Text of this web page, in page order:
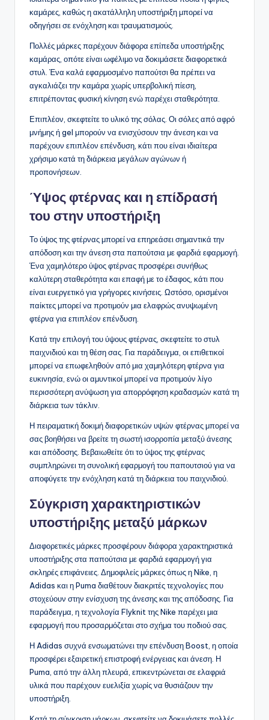
καμάρες, καθώς η ακατάλληλη υποστήριξη μπορεί να
οδηγήσει σε ενόχληση και τραυματισμούς.
Πολλές μάρκες παρέχουν διάφορα επίπεδα υποστήριξης
καμάρας, οπότε είναι ωφέλιμο να δοκιμάσετε διαφορετικά
στυλ. Ένα καλά εφαρμοσμένο παπούτσι θα πρέπει να
αγκαλιάζει την καμάρα χωρίς υπερβολική πίεση,
επιτρέποντας φυσική κίνηση ενώ παρέχει σταθερότητα.
Επιπλέον, σκεφτείτε το υλικό της σόλας. Οι σόλες από αφρό
μνήμης ή gel μπορούν να ενισχύσουν την άνεση και να
παρέχουν επιπλέον επένδυση, κάτι που είναι ιδιαίτερα
χρήσιμο κατά τη διάρκεια μεγάλων αγώνων ή
προπονήσεων.
Ύψος φτέρνας και η επίδρασή
του στην υποστήριξη
Το ύψος της φτέρνας μπορεί να επηρεάσει σημαντικά την
απόδοση και την άνεση στα παπούτσια με φαρδιά εφαρμογή.
Ένα χαμηλότερο ύψος φτέρνας προσφέρει συνήθως
καλύτερη σταθερότητα και επαφή με το έδαφος, κάτι που
είναι ευεργετικό για γρήγορες κινήσεις. Ωστόσο, ορισμένοι
παίκτες μπορεί να προτιμούν μια ελαφρώς ανυψωμένη
φτέρνα για επιπλέον επένδυση.
Κατά την επιλογή του ύψους φτέρνας, σκεφτείτε το στυλ
παιχνιδιού και τη θέση σας. Για παράδειγμα, οι επιθετικοί
μπορεί να επωφεληθούν από μια χαμηλότερη φτέρνα για
ευκινησία, ενώ οι αμυντικοί μπορεί να προτιμούν λίγο
περισσότερη ανύψωση για απορρόφηση κραδασμών κατά τη
διάρκεια των τάκλιν.
Η πειραματική δοκιμή διαφορετικών υψών φτέρνας μπορεί να
σας βοηθήσει να βρείτε τη σωστή ισορροπία μεταξύ άνεσης
και απόδοσης. Βεβαιωθείτε ότι το ύψος της φτέρνας
συμπληρώνει τη συνολική εφαρμογή του παπουτσιού για να
αποφύγετε την ενόχληση κατά τη διάρκεια του παιχνιδιού.
Σύγκριση χαρακτηριστικών
υποστήριξης μεταξύ μάρκων
Διαφορετικές μάρκες προσφέρουν διάφορα χαρακτηριστικά
υποστήριξης στα παπούτσια με φαρδιά εφαρμογή για
σκληρές επιφάνειες. Δημοφιλείς μάρκες όπως η Nike, η
Adidas και η Puma διαθέτουν διακριτές τεχνολογίες που
στοχεύουν στην ενίσχυση της άνεσης και της απόδοσης. Για
παράδειγμα, η τεχνολογία Flyknit της Nike παρέχει μια
εφαρμογή που προσαρμόζεται στο σχήμα του ποδιού σας.
Η Adidas συχνά ενσωματώνει την επένδυση Boost, η οποία
προσφέρει εξαιρετική επιστροφή ενέργειας και άνεση. Η
Puma, από την άλλη πλευρά, επικεντρώνεται σε ελαφριά
υλικά που παρέχουν ευελιξία χωρίς να θυσιάζουν την
υποστήριξη.